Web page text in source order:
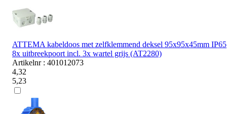
ATTEMA kabeldoos met zelfklemmend deksel 95x95x45mm IP65
8x uitbreekpoort incl. 3x wartel grijs (AT2280)
Artikelnr : 401012073
4,32
5,23